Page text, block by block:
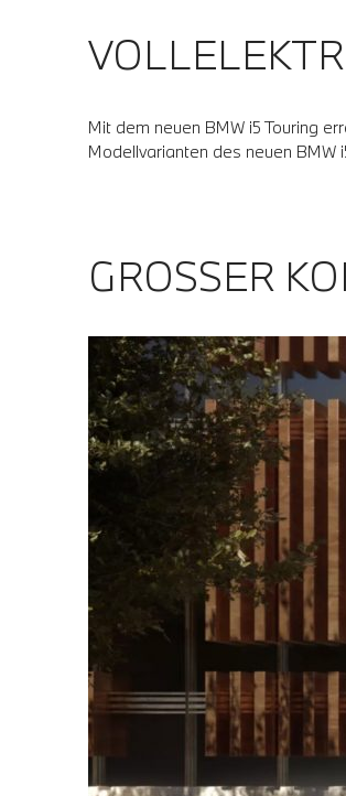
Mit dem neuen BMW i5 Touring
Modellvarianten des neuen BMW
GROSSER